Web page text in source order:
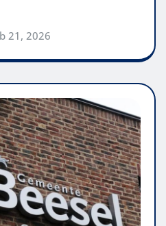
21, 2026